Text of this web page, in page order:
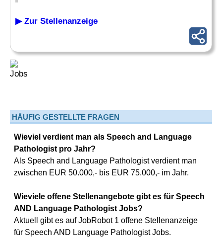
▶ Zur Stellenanzeige
HÄUFIG GESTELLTE FRAGEN
Wieviel verdient man als Speech and Language
Pathologist pro Jahr?
Als Speech and Language Pathologist verdient man
zwischen EUR 50.000,- bis EUR 75.000,- im Jahr.
Wieviele offene Stellenangebote gibt es für Speech
AND Language Pathologist Jobs?
Aktuell gibt es auf JobRobot 1 offene Stellenanzeige
für Speech AND Language Pathologist Jobs.